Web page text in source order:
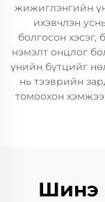
жижиглэнгийн
ихэвчлэн
болгосон
нэмэлт онцлог
үнийн бүтцийг
нь тээврийн
томоохон
Шинэ